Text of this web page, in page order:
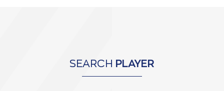
SEARCH PLAYER